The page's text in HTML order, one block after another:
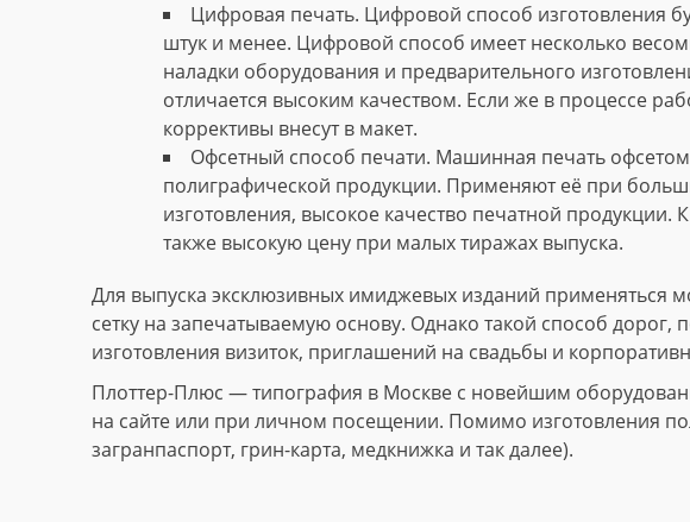
Цифровая печать. Цифровой способ изготовления
штук и менее. Цифровой способ имеет несколько
наладки оборудования и предварительного
отличается высоким качеством. Если же в процессе
коррективы внесут в макет.
Офсетный способ печати. Машинная печать
полиграфической продукции. Применяют её при
изготовления, высокое качество печатной
также высокую цену при малых тиражах выпуска.
Для выпуска эксклюзивных имиджевых изданий применяться
сетку на запечатываемую основу. Однако такой способ
изготовления визиток, приглашений на свадьбы и
Плоттер-Плюс — типография в Москве с новейшим
на сайте или при личном посещении. Помимо изготовления
загранпаспорт, грин-карта, медкнижка и так далее).